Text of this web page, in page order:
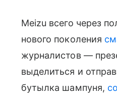
Meizu всего через
нового поколения
журналистов —
выделиться и
бутылка шампуня,